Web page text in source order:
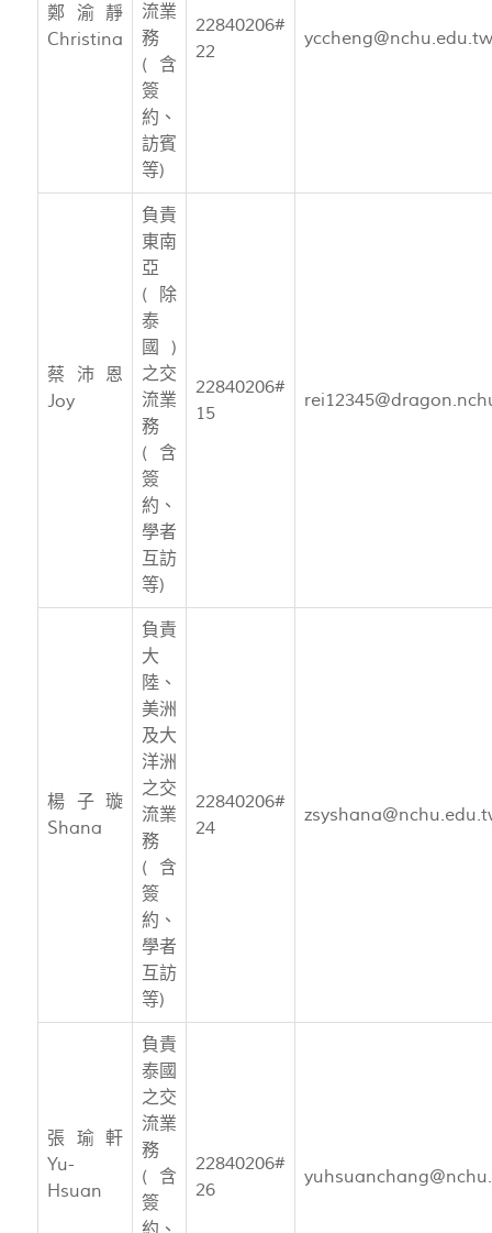
鄭渝靜
Christina
流業
務
(含
簽
約、
訪賓
等)
22840206#
22
yccheng@nchu.edu.tw
蔡沛恩
Joy
負責
東南
亞
(除
泰
國)
之交
流業
務
(含
簽
約、
學者
互訪
等)
22840206#
15
楊子璇
Shana
負責
大
陸、
美洲
及大
洋洲
之交
流業
務
(含
簽
約、
學者
互訪
等)
22840206#
24
張瑜軒
Yu-
Hsuan
負責
泰國
之交
流業
務
(含
簽
22840206#
26